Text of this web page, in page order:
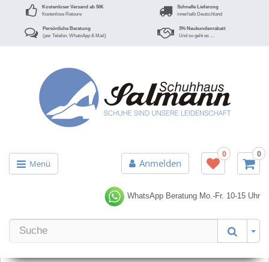
Kostenloser Versand ab 50€
Kostenlose Retoure
Schnelle Lieferung
innerhalb Deutschland
Persönliche Beratung
(per Telefon, WhatsApp & Mail)
3% Neukundenrabatt
Und so geht es …
Menü Anmelden
0 0
WhatsApp Beratung Mo.-Fr. 10-15 Uhr